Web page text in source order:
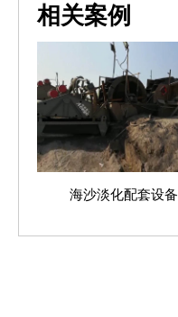
相关案例
海沙淡化配套设备